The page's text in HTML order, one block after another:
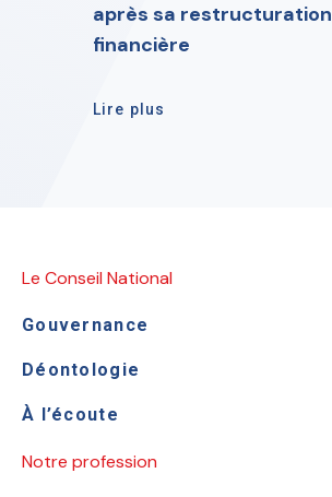
après sa restructuration
financière
Lire plus
Le Conseil National
Gouvernance
Déontologie
À l’écoute
Notre profession